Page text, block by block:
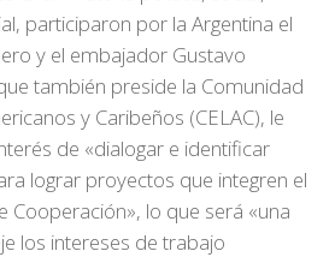
participaron por la Argentina el
y el embajador Gustavo
también preside la Comunidad
y Caribeños (CELAC), le
de «dialogar e identificar
lograr proyectos que integren el
lo que será «una
los intereses de trabajo